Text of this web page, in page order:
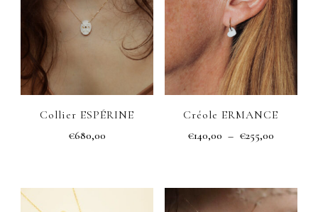
Collier ESPÉRINE
€680,00
Créole ERMANCE
€140,00 – €255,00
à